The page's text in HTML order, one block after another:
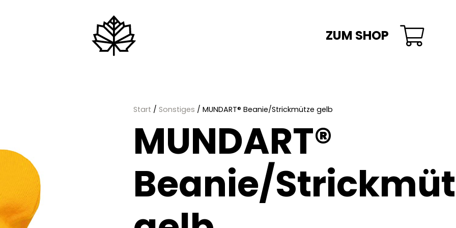
ZUM SHOP
Start / Sonstiges / MUNDART® Beanie/Strickmütze gelb
MUNDART®
Beanie/